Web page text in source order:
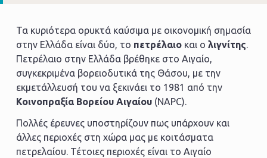
Τα κυριότερα ορυκτά καύσιμα με οικονομική σημασία
στην Ελλάδα είναι δύο, το πετρέλαιοκαι ο λιγνίτης.
Πετρέλαιο στην Ελλάδα βρέθηκε στο Αιγαίο,
συγκεκριμένα βορειοδυτικά της Θάσου, με την
εκμετάλλευσή του να ξεκινάει το 1981 από την
Κοινοπραξία Βορείου Αιγαίου(NAPC).
Πολλές έρευνες υποστηρίζουν πως υπάρχουν και
άλλες περιοχές στη χώρα μας με κοιτάσματα
πετρελαίου. Τέτοιες περιοχές είναι το Αιγαίο